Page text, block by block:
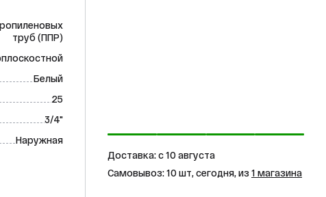
труб (ППР)
Белый
25
3/4"
Наружная
Доставка: c 10 августа
Самовывоз: 10 шт, сегодня, из 1 магазина